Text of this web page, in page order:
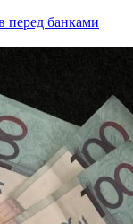
перед банками